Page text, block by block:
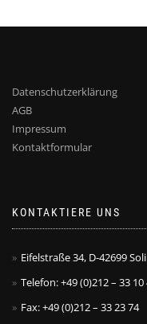
Datenschutzerklärung
AGB
Impressum
Kontaktformular
KONTAKTIERE UNS
Eifelstraße 34, D-42699
Telefon: +49 (0)212 – 33 10
Fax: +49 (0)212 – 33 23 74